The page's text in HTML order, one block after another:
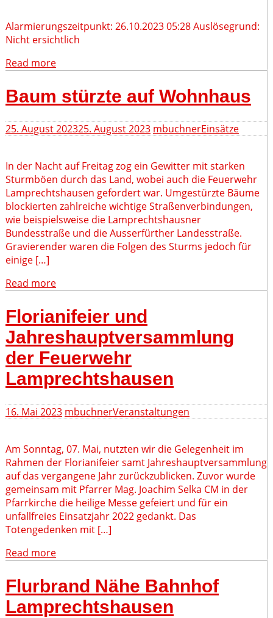
Alarmierungszeitpunkt: 26.10.2023 05:28 Auslösegrund:
Nicht ersichtlich
Read more
Baum stürzte auf Wohnhaus
25. August 202325. August 2023 mbuchnerEinsätze
In der Nacht auf Freitag zog ein Gewitter mit starken
Sturmböen durch das Land, wobei auch die Feuerwehr
Lamprechtshausen gefordert war. Umgestürzte Bäume
blockierten zahlreiche wichtige Straßenverbindungen,
wie beispielsweise die Lamprechtshausner
Bundesstraße und die Ausserfürther Landesstraße.
Gravierender waren die Folgen des Sturms jedoch für
einige […]
Read more
Florianifeier und
Jahreshauptversammlung
der Feuerwehr
Lamprechtshausen
16. Mai 2023 mbuchnerVeranstaltungen
Am Sonntag, 07. Mai, nutzten wir die Gelegenheit im
Rahmen der Florianifeier samt Jahreshauptversammlung
auf das vergangene Jahr zurückzublicken. Zuvor wurde
gemeinsam mit Pfarrer Mag. Joachim Selka CM in der
Pfarrkirche die heilige Messe gefeiert und für ein
unfallfreies Einsatzjahr 2022 gedankt. Das
Totengedenken mit […]
Read more
Flurbrand Nähe Bahnhof
Lamprechtshausen